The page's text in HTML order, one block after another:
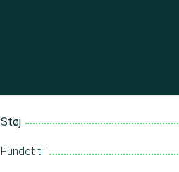
Støj
Fundet til